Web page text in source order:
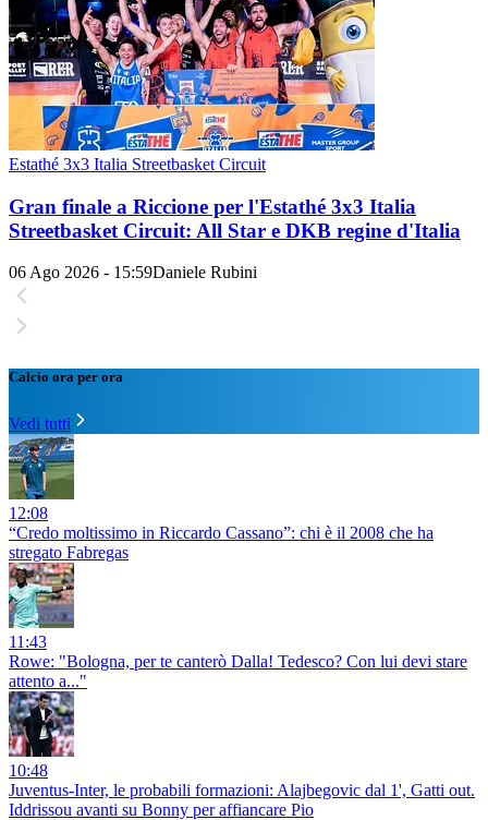
Estathé 3x3 Italia Streetbasket Circuit
Gran finale a Riccione per l'Estathé 3x3 Italia
Streetbasket Circuit: All Star e DKB regine d'Italia
06 Ago 2026 - 15:59Daniele Rubini
Calcio ora per ora
Vedi tutti
12:08
“Credo moltissimo in Riccardo Cassano”: chi è il 2008 che ha
stregato Fabregas
11:43
Rowe: "Bologna, per te canterò Dalla! Tedesco? Con lui devi stare
attento a..."
10:48
Juventus-Inter, le probabili formazioni: Alajbegovic dal 1', Gatti out.
Iddrissou avanti su Bonny per affiancare Pio